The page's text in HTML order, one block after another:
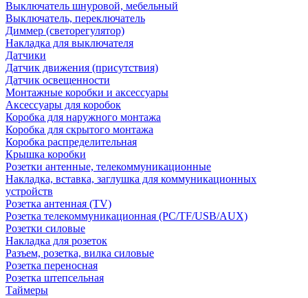
Выключатель шнуровой, мебельный
Выключатель, переключатель
Диммер (светорегулятор)
Накладка для выключателя
Датчики
Датчик движения (присутствия)
Датчик освещенности
Монтажные коробки и аксессуары
Аксессуары для коробок
Коробка для наружного монтажа
Коробка для скрытого монтажа
Коробка распределительная
Крышка коробки
Розетки антенные, телекоммуникационные
Накладка, вставка, заглушка для коммуникационных
устройств
Розетка антенная (TV)
Розетка телекоммуникационная (PC/TF/USB/AUX)
Розетки силовые
Накладка для розеток
Разъем, розетка, вилка силовые
Розетка переносная
Розетка штепсельная
Таймеры